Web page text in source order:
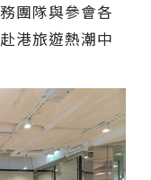
團隊與參會各
港旅遊熱潮中